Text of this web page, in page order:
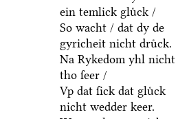
ein temlick gluͤck /
So wacht / dat dy de
gyricheit nicht druͤck.
Na Rykedom yhl nicht
tho ſeer /
Vp dat ſick dat gluͤck
nicht wedder keer.